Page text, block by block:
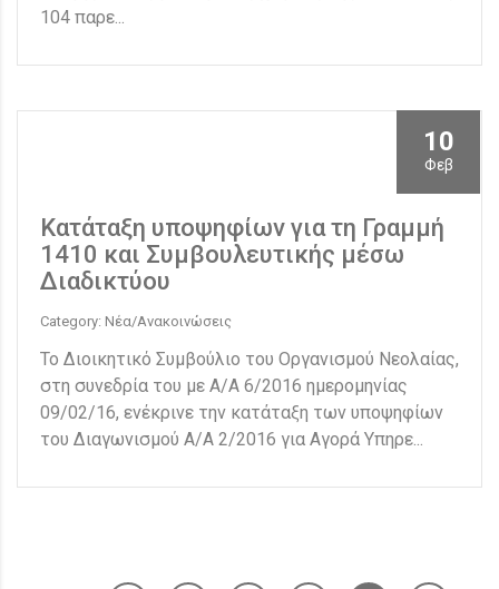
104 παρε...
10
Φεβ
Κατάταξη υποψηφίων για τη Γραμμή
1410 και Συμβουλευτικής μέσω
Διαδικτύου
Category: Νέα/Ανακοινώσεις
Το Διοικητικό Συμβούλιο του Οργανισμού Νεολαίας,
στη συνεδρία του με Α/Α 6/2016 ημερομηνίας
09/02/16, ενέκρινε την κατάταξη των υποψηφίων
του Διαγωνισμού Α/Α 2/2016 για Αγορά Υπηρε...